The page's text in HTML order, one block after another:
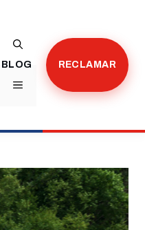
MENÚ
BLOG
RECLAMAR